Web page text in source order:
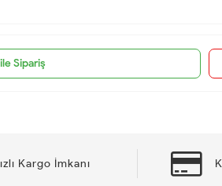
Sipariş
Kargo İmkanı